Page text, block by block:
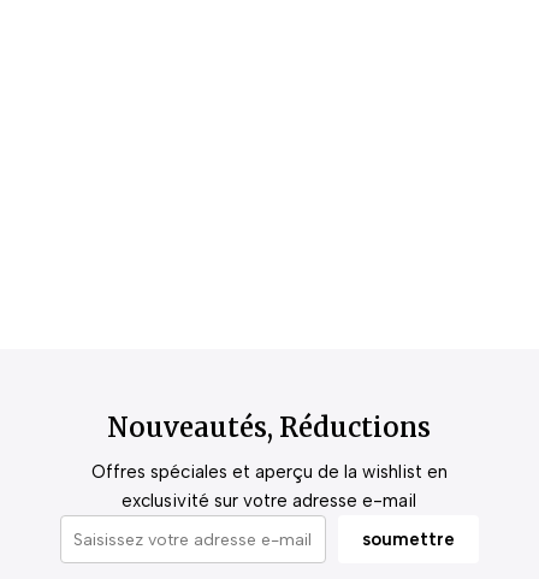
Nouveautés, Réductions
Offres spéciales et aperçu de la wishlist en
exclusivité sur votre adresse e-mail